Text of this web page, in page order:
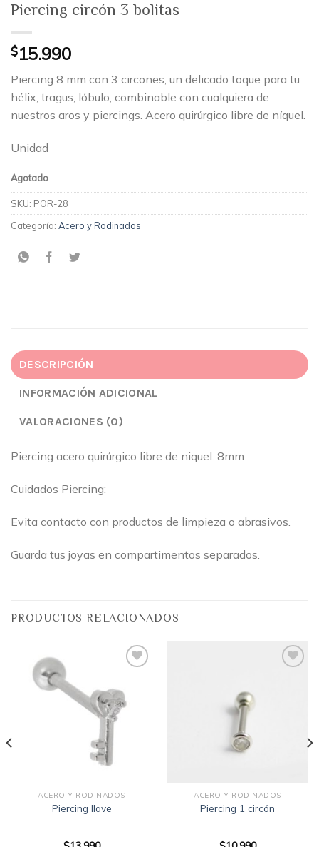
Piercing circón 3 bolitas
$15.990
Piercing 8 mm con 3 circones, un delicado toque para tu
hélix, tragus, lóbulo, combinable con cualquiera de
nuestros aros y piercings. Acero quirúrgico libre de níquel.
Unidad
Agotado
SKU: POR-28
Categoría: Acero y Rodinados
DESCRIPCIÓN
INFORMACIÓN ADICIONAL
VALORACIONES (0)
Piercing acero quirúrgico libre de niquel. 8mm
Cuidados Piercing:
Evita contacto con productos de limpieza o abrasivos.
Guarda tus joyas en compartimentos separados.
PRODUCTOS RELACIONADOS
lista
de
deseos
ACERO Y RODINADOS
Piercing llave
ACERO Y RODINADOS
Piercing 1 circón